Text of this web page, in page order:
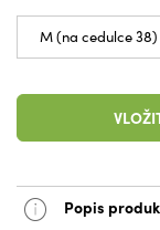
Popis